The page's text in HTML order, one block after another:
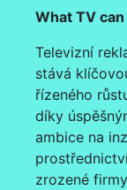
What TV
Televizní
stává
řízeného
díky
ambice na
zrozené